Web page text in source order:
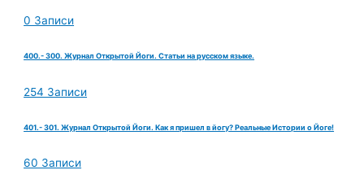
0 Записи
400.- 300. Журнал Открытой Йоги. Статьи на русском языке.
254 Записи
401.- 301. Журнал Открытой Йоги. Как я пришел в йогу? Реальные Истории о Йоге!
60 Записи